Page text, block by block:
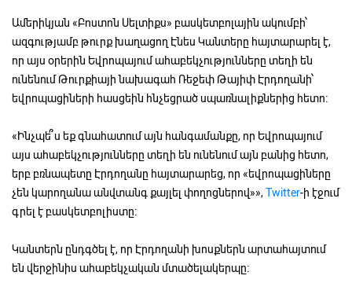
Ամերիկյան «Բոստոն Սելտիքս» բասկետբոլային ակումբի՝
ազգությամբ թուրք խաղացող Էնես Կանտերը հայտարարել է,
որ այս օրերին Եվրոպայում ահաբեկչությունները տեղի են
ունենում Թուրքիայի նախագահ Ռեջեփ Թայիփ Էրդողանի՝
եվրոպացիների հասցեին հնչեցրած սպառնալիքներից հետո։
«Ինչպե՞ս եք գնահատում այն հանգամանքը, որ Եվրոպայում
այս ահաբեկչությունները տեղի են ունենում այն բանից հետո,
երբ բռնապետը Էրդողանը հայտարարեց, որ «եվրոպացիները
չեն կարողանա անվտանգ քայլել փողոցներով»»,Twitter-ի էջում
գրել է բասկետբոլիստը։
Կանտերն ընդգծել է, որ Էրդողանի խոսքներն արտահայտում
են վերջինիս ահաբեկչական մտածելակերպը։